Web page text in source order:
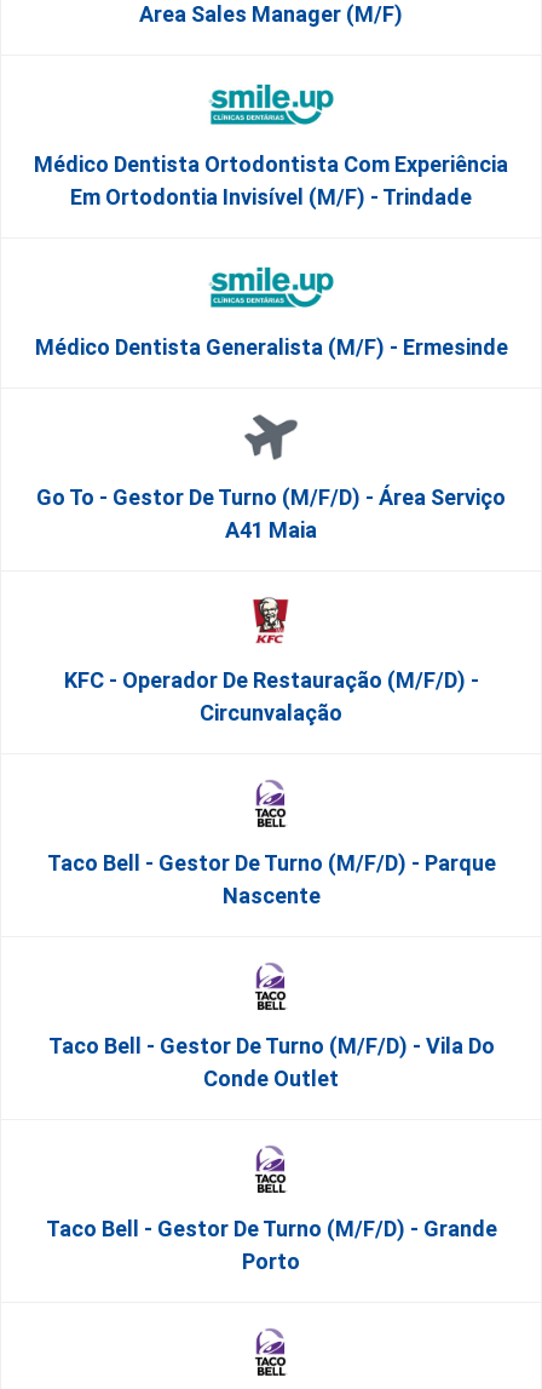
Area Sales Manager (m/f)
Médico Dentista Ortodontista Com Experiência
Em Ortodontia Invisível (M/F) - Trindade
Médico Dentista Generalista (M/F) - Ermesinde
Go To - Gestor De Turno (m/f/d) - Área Serviço
A41 Maia
KFC - Operador De Restauração (m/f/d) -
Circunvalação
Taco Bell - Gestor De Turno (m/f/d) - Parque
Nascente
Taco Bell - Gestor De Turno (m/f/d) - Vila Do
Conde Outlet
Taco Bell - Gestor De Turno (m/f/d) - Grande
Porto